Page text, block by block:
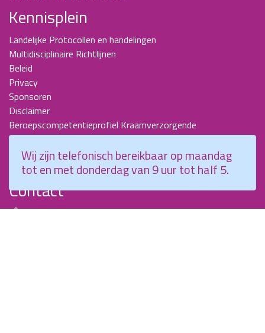
Kennisplein
Landelijke Protocollen en handelingen
Multidisciplinaire Richtlijnen
Beleid
Privacy
Sponsoren
Disclaimer
Beroepscompetentieprofiel Kraamverzorgende
Nieuwsbrieven
KCKZ-specials
Jaarverslagen
Contact
Planetenweg 5
Wij zijn telefonisch bereikbaar op maandag
tot en met donderdag van 9 uur tot half 5.